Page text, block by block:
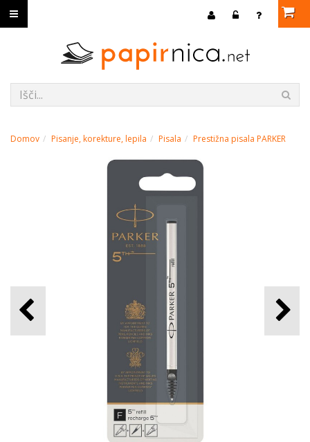
Domov Pisanje, korekture, lepila Pisala Prestižna pisala PARKER